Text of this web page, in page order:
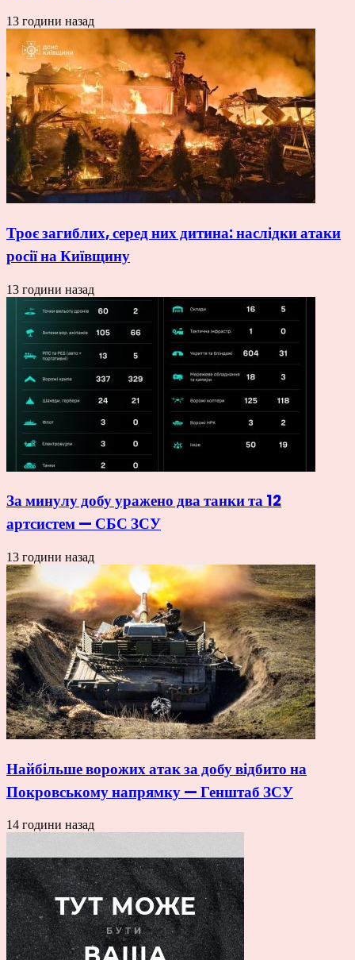
13 години назад
Троє загиблих, серед них дитина: наслідки атаки
росії на Київщину
13 години назад
За минулу добу уражено два танки та 12
артсистем — СБС ЗСУ
13 години назад
Найбільше ворожих атак за добу відбито на
Покровському напрямку — Генштаб ЗСУ
14 години назад